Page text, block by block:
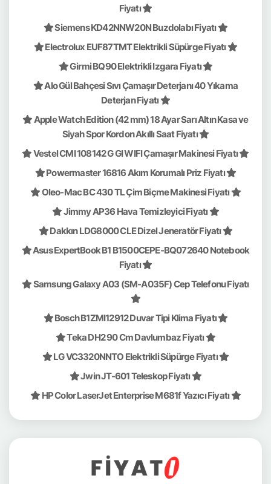
Fiyatı
Siemens KD42NNW20N Buzdolabı Fiyatı
Electrolux EUF87TMT Elektrikli Süpürge Fiyatı
Girmi BQ90 Elektrikli Izgara Fiyatı
Alo Gül Bahçesi Sıvı Çamaşır Deterjanı 40 Yıkama
Deterjan Fiyatı
Apple Watch Edition (42 mm) 18 Ayar Sarı Altın Kasa ve
Siyah Spor Kordon Akıllı Saat Fiyatı
Vestel CMI 108142 G GI WIFI Çamaşır Makinesi Fiyatı
Powermaster 16816 Akım Korumalı Priz Fiyatı
Oleo-Mac BC 430 TL Çim Biçme Makinesi Fiyatı
Jimmy AP36 Hava Temizleyici Fiyatı
Dakkın LDG8000 CLE Dizel Jeneratör Fiyatı
Asus ExpertBook B1 B1500CEPE-BQ072640 Notebook
Fiyatı
Samsung Galaxy A03 (SM-A035F) Cep Telefonu Fiyatı
Bosch B1ZMI12912 Duvar Tipi Klima Fiyatı
Teka DH2 90 Cm Davlumbaz Fiyatı
LG VC3320NNTO Elektrikli Süpürge Fiyatı
Jwin JT-601 Teleskop Fiyatı
HP Color LaserJet Enterprise M681f Yazıcı Fiyatı